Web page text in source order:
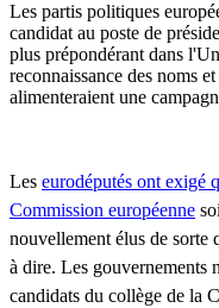
Les partis politiques
candidat au poste de
plus prépondérant dans
reconnaissance des noms
alimenteraient une
Les eurodéputés ont exigé
Commission européenne
nouvellement élus de sorte
à dire. Les gouvernements
candidats du collège de la